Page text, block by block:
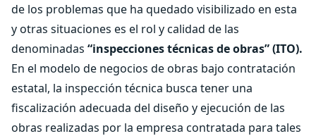
de los problemas que ha quedado visibilizado en esta
y otras situaciones es el rol y calidad de las
denominadas “inspecciones técnicas de obras” (ITO).
En el modelo de negocios de obras bajo contratación
estatal, la inspección técnica busca tener una
fiscalización adecuada del diseño y ejecución de las
obras realizadas por la empresa contratada para tales